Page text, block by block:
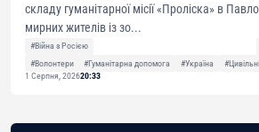
складу гуманітарної місії «Проліска» в
мирних жителів із зо...
#Війна з Росією
#Волонтери
#Гуманітарна допомога #Україна
1 Серпня, 202620:33